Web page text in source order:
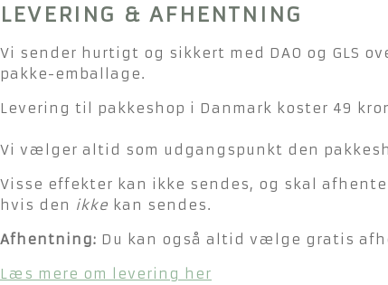
LEVERING & AFHENTNING
Vi sender hurtigt og sikkert med DAO og GLS
pakke-emballage.
Levering til pakkeshop i Danmark koster 49
Vi vælger altid som udgangspunkt den
Visse effekter kan ikke sendes, og skal
hvis den ikke kan sendes.
Afhentning: Du kan også altid vælge gratis
Læs mere om levering her